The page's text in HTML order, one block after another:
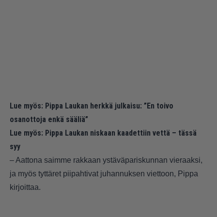
Lue myös: Pippa Laukan herkkä julkaisu: ”En toivo
osanottoja enkä sääliä”
Lue myös: Pippa Laukan niskaan kaadettiin vettä – tässä
syy
– Aattona saimme rakkaan ystäväpariskunnan vieraaksi,
ja myös tyttäret piipahtivat juhannuksen viettoon, Pippa
kirjoittaa.